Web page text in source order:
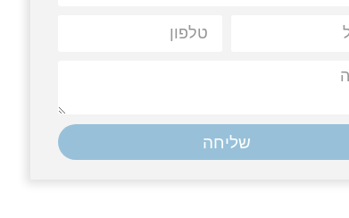
שליחה